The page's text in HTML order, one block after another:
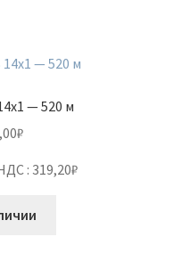
— 520 м
₽
: 319,20₽